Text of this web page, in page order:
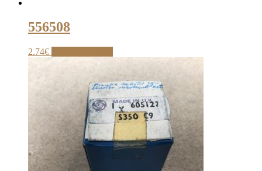
556508
2.74€